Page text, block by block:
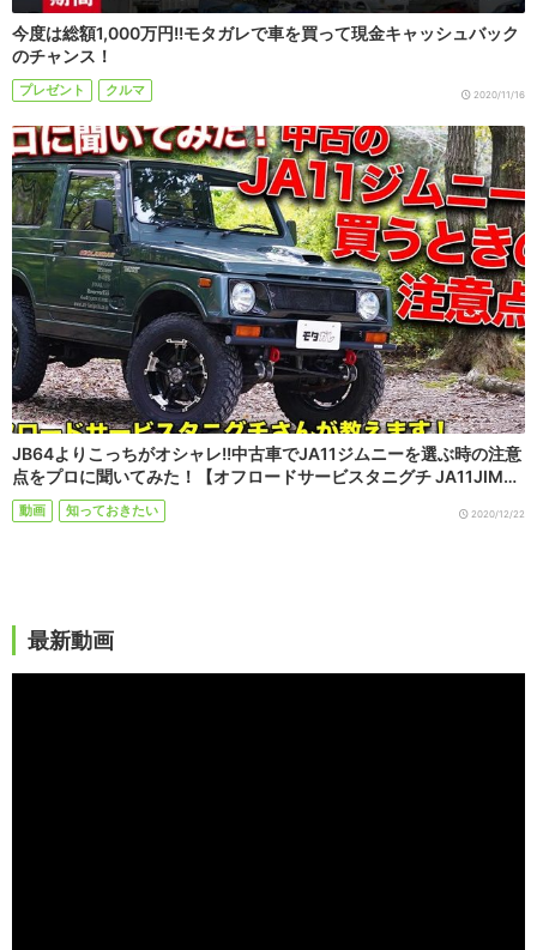
今度は総額1,000万円!!モタガレで車を買って現金キャッシュバック
のチャンス！
プレゼント クルマ 2020/11/16
JB64よりこっちがオシャレ!!中古車でJA11ジムニーを選ぶ時の注意
点をプロに聞いてみた！【オフロードサービスタニグチ JA11JIM…
動画 知っておきたい 2020/12/22
最新動画